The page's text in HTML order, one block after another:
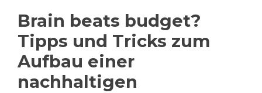
Brain beats budget?
Tipps und Tricks zum
Aufbau einer
nachhaltigen